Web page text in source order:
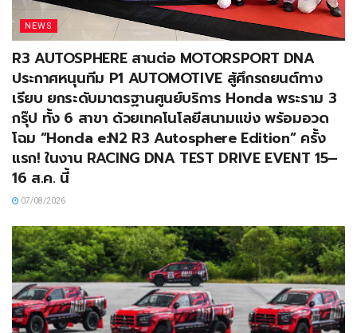
NEWS
R3 AUTOSPHERE สานต่อ MOTORSPORT DNA
ประกาศหนุนทีม P1 AUTOMOTIVE สู้ศึกรถยนต์ทาง
เรียบ ยกระดับมาตรฐานศูนย์บริการ Honda พระราม 3
กรุ๊ป ทั้ง 6 สาขา ด้วยเทคโนโลยีสนามแข่ง พร้อมอวด
โฉม “Honda e:N2 R3 Autosphere Edition” ครั้ง
แรก! ในงาน RACING DNA TEST DRIVE EVENT 15–
16 ส.ค. นี้
07/08/2026